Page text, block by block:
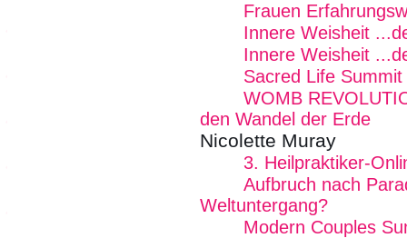
Frauen
Innere Weisheit
Innere Weisheit
Sacred Life Summit
WOMB
den Wandel der Erde
Nicolette Muray
3. Heilpraktiker-
Aufbruch nach
Weltuntergang?
Modern Couples